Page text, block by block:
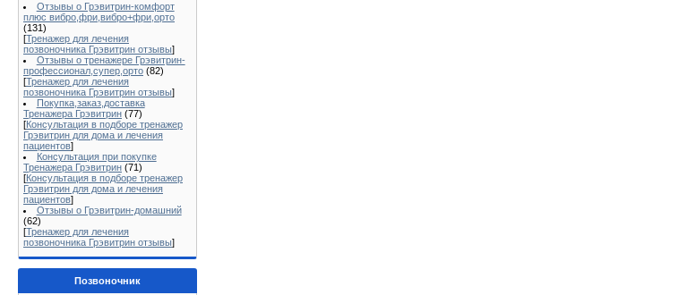
Отзывы о Грэвитрин-комфорт
плюс вибро,фри,вибро+фри,орто
(131)
[Тренажер для лечения
позвоночника Грэвитрин отзывы]
Отзывы о тренажере Грэвитрин-
профессионал,супер,орто (82)
[Тренажер для лечения
позвоночника Грэвитрин отзывы]
Покупка,заказ,доставка
Тренажера Грэвитрин (77)
[Консультация в подборе тренажер
Грэвитрин для дома и лечения
пациентов]
Консультация при покупке
Тренажера Грэвитрин (71)
[Консультация в подборе тренажер
Грэвитрин для дома и лечения
пациентов]
Отзывы о Грэвитрин-домашний
(62)
[Тренажер для лечения
позвоночника Грэвитрин отзывы]
Позвоночник